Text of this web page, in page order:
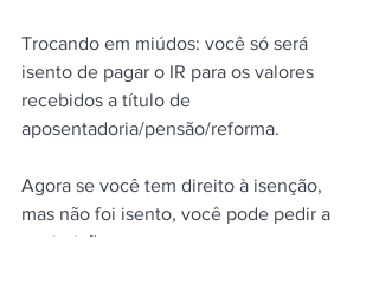
Trocando em miúdos: você só será
isento de pagar o IR para os valores
recebidos a título de
aposentadoria/pensão/reforma.
Agora se você tem direito à isenção,
mas não foi isento, você pode pedir a
restituição.